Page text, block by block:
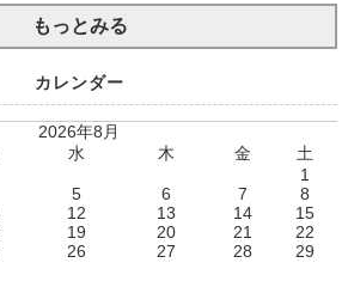
もっとみる
カレンダー
2026年8月
水 木 金
土
1
5 6 7
8
12 13 14
15
19 20 21
22
26 27 28
29